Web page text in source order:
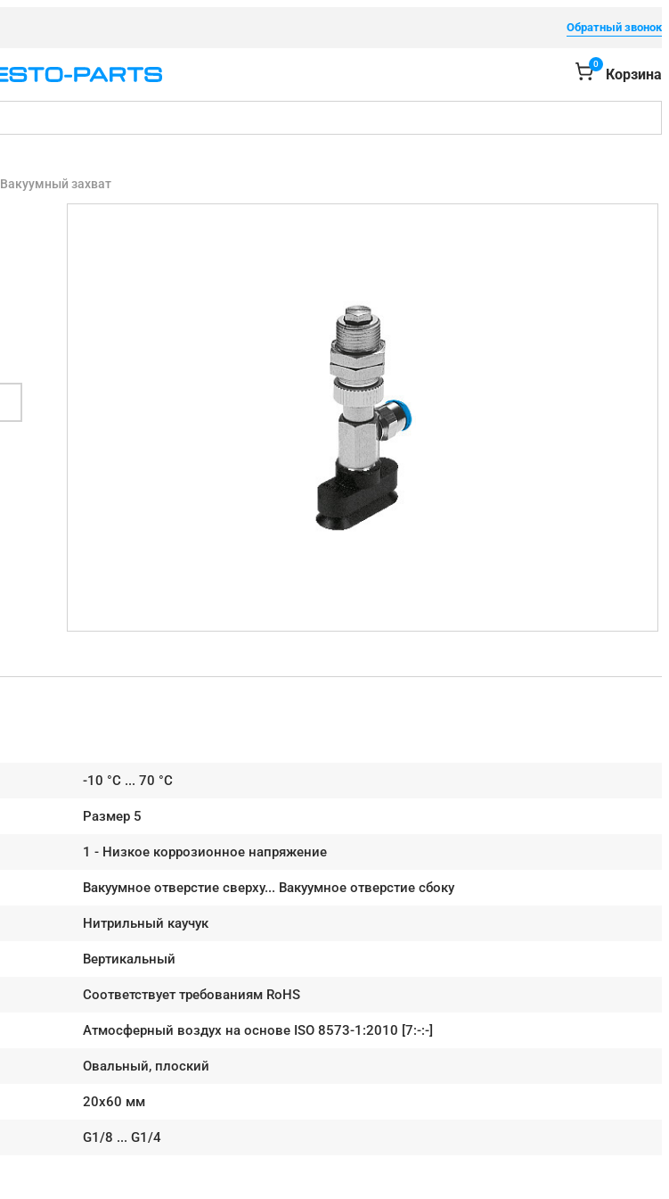
Обратный звонок
0
Корзина
Вакуумный захват
-10 °C ... 70 °C
Размер 5
1 - Низкое коррозионное напряжение
Вакуумное отверстие сверху... Вакуумное отверстие сбоку
Нитрильный каучук
Вертикальный
Соответствует требованиям RoHS
Атмосферный воздух на основе ISO 8573-1:2010 [7:-:-]
Овальный, плоский
20x60 мм
G1/8 ... G1/4